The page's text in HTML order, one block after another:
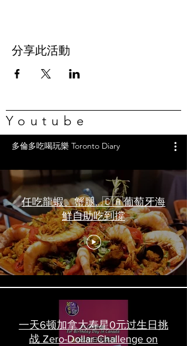
分享此活動
Youtube
多倫多吃喝玩樂 Toronto Diary
任吃龍蝦、蟹腿…🇨🇦葡萄牙海
鮮自助吃到撐
一天6顿加拿大寿星0元过生日挑
战 Zero-Dollar Challenge on